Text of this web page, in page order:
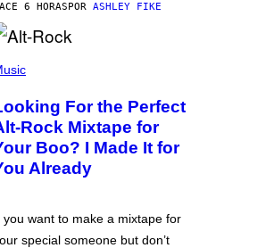
6 HORASPOR ASHLEY FIKE
For the Perfect
Rock Mixtape for
Boo? I Made It for
Already
you want to make a mixtape for
special someone but don’t